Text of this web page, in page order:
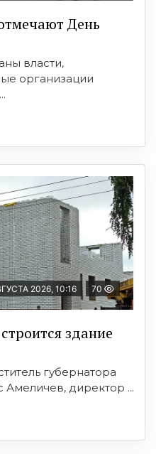
День
власти,
организации
2026, 10:16 70
здание
губернатора
Амеличев, директор ...